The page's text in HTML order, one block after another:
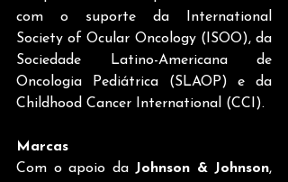
com o suporte da International
Society of Ocular Oncology (ISOO), da
Sociedade Latino-Americana de
Oncologia Pediátrica (SLAOP) e da
Childhood Cancer International (CCI).
Marcas
Com o apoio da Johnson & Johnson,